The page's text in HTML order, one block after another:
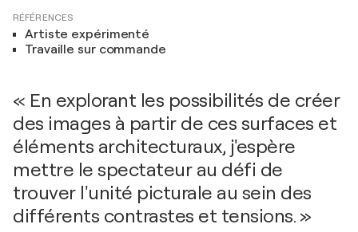
RÉFÉRENCES
Artiste expérimenté
Travaille sur commande
« En explorant les possibilités de créer
des images à partir de ces surfaces et
éléments architecturaux, j'espère
mettre le spectateur au défi de
trouver l'unité picturale au sein des
différents contrastes et tensions. »